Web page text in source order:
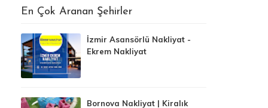
En Çok Aranan Şehirler
İzmir Asansörlü Nakliyat -
Ekrem Nakliyat
Bornova Nakliyat | Kiralık